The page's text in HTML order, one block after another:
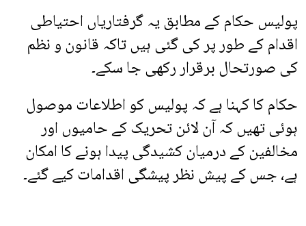
پولیس حکام کے مطابق یہ گرفتاریاں احتیاطی
اقدام کے طور پر کی گئی ہیں تاکہ قانون و نظم
کی صورتحال برقرار رکھی جا سکے۔
حکام کا کہنا ہے کہ پولیس کو اطلاعات موصول
ہوئی تھیں کہ آن لائن تحریک کے حامیوں اور
مخالفین کے درمیان کشیدگی پیدا ہونے کا امکان
ہے، جس کے پیش نظر پیشگی اقدامات کیے گئے۔